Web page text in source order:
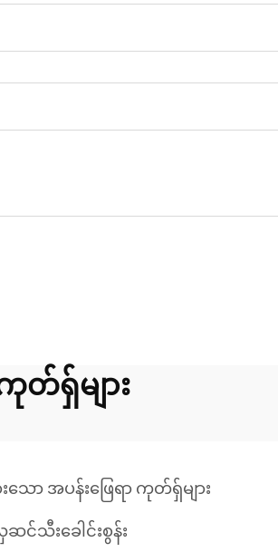
တ်ရှ်များ
ော အပန်းဖြေရာ ကုတ်ရှ်များ
င်သီးခေါင်းစွန်း